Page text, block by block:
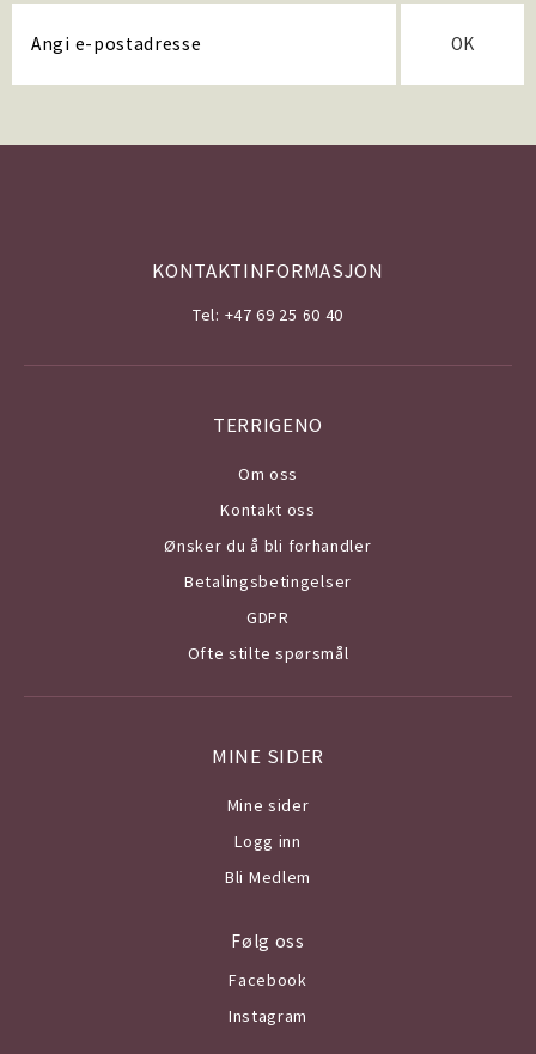
OK
KONTAKTINFORMASJON
Tel: +47 69 25 60 40
TERRIGENO
Om oss
Kontakt oss
Ønsker du å bli forhandler
Betalingsbetingelser
GDPR
Ofte stilte spørsmål
MINE SIDER
Mine sider
Logg inn
Bli Medlem
Følg oss
Facebook
Instagram